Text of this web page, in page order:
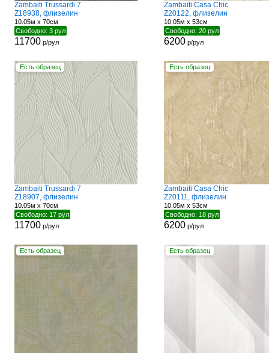
Zambaiti Trussardi 7
Z18938, флизелин
10.05м x 70см
Свободно: 3 рул
11700р/рул
Zambaiti Casa Chic
Z20122, флизелин
10.05м x 53см
Свободно: 20 рул
6200р/рул
Есть образец
Zambaiti Trussardi 7
Z18907, флизелин
10.05м x 70см
Свободно: 17 рул
11700р/рул
Есть образец
Zambaiti Casa Chic
Z20111, флизелин
10.05м x 53см
Свободно: 18 рул
6200р/рул
Есть образец Есть образец